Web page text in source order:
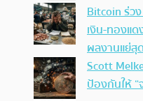
Bitcoin ร่ว
เงิน-ทองแ
ผลงานแย่สุ
Scott
ป้องกันให้ “